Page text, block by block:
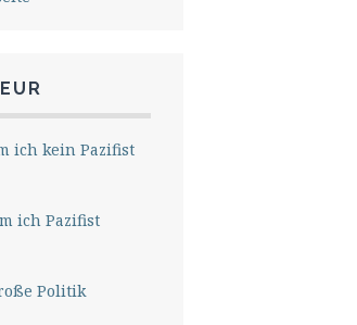
ich kein Pazifist
ich Pazifist
Politik